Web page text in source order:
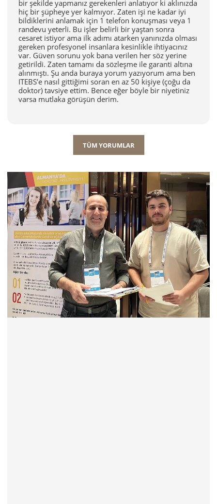
bir şekilde yapmanız gerekenleri anlatıyor ki aklınızda
hiç bir şüpheye yer kalmıyor. Zaten işi ne kadar iyi
bildiklerini anlamak için 1 telefon konuşması veya 1
randevu yeterli. Bu işler belirli bir yaştan sonra
cesaret istiyor ama ilk adımı atarken yanınızda olması
gereken profesyonel insanlara kesinlikle ihtiyacınız
var. Güven sorunu yok bana verilen her söz yerine
getirildi. Zaten tamamı da sözleşme ile garanti altına
alınmıştı. Şu anda buraya yorum yazıyorum ama ben
ITEBS’e nasıl gittiğimi soran en az 50 kişiye (çoğu da
doktor) tavsiye ettim. Bence eğer böyle bir niyetiniz
varsa mutlaka görüşün derim.
TÜM YORUMLAR